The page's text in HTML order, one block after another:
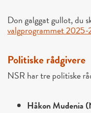
Don galggat gullot, du
valgprogrammet
Politiske rådgivere
NSR har tre politiske
Håkon Mudenia